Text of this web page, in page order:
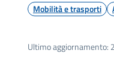
Mobilità e trasporti
Ultimo aggiornamento: